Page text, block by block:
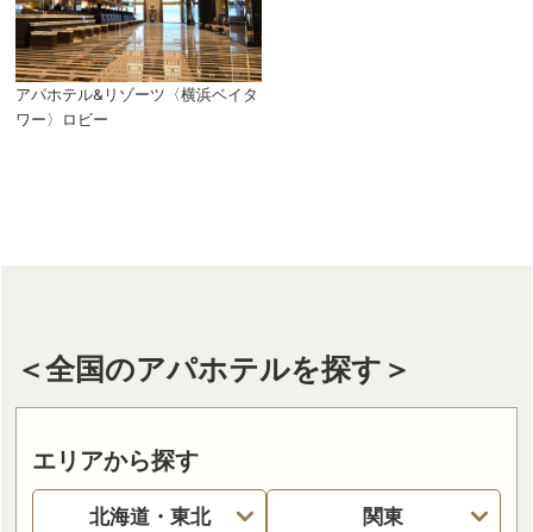
アパホテル&リゾーツ〈横浜ベイタ
ワー〉ロビー
＜全国のアパホテルを探す＞
エリアから探す
北海道・東北 関東